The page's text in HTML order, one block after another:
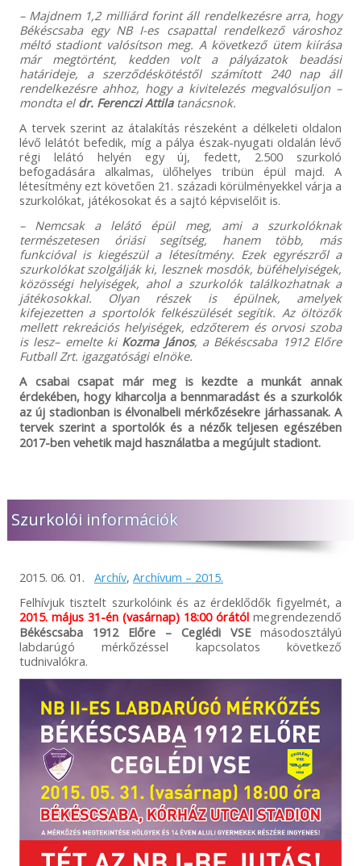
– Majdnem 1,2 milliárd forint áll rendelkezésre arra, hogy
Békéscsaba egy NB I-es csapattal rendelkező városhoz
méltó stadiont valósítson meg. A következő ütem kiírása
már megtörtént, kedden volt a pályázatok beadási
határideje, a szerződéskötéstől számított 240 nap áll
rendelkezésre ahhoz, hogy a kivitelezés megvalósuljon –
mondta el dr. Ferenczi Attilatanácsnok.
A tervek szerint az átalakítás részeként a délkeleti oldalon
lévő lelátót befedik, míg a pálya észak-nyugati oldalán lévő
régi lelátó helyén egy új, fedett, 2.500 szurkoló
befogadására alkalmas, ülőhelyes tribün épül majd. A
létesítmény ezt követően 21. századi körülményekkel várja a
szurkolókat, játékosokat és a sajtó képviselőit is.
– Nemcsak a lelátó épül meg, ami a szurkolóknak
természetesen óriási segítség, hanem több, más
funkcióval is kiegészül a létesítmény. Ezek egyrészről a
szurkolókat szolgálják ki, lesznek mosdók, büféhelyiségek,
közösségi helyiségek, ahol a szurkolók találkozhatnak a
játékosokkal. Olyan részek is épülnek, amelyek
kifejezetten a sportolók felkészülését segítik. Az öltözők
mellett rekreációs helyiségek, edzőterem és orvosi szoba
is lesz– emelte ki Kozma János, a Békéscsaba 1912 Előre
Futball Zrt. igazgatósági elnöke.
A csabai csapat már meg is kezdte a munkát annak
érdekében, hogy kiharcolja a bennmaradást és a szurkolók
az új stadionban is élvonalbeli mérkőzésekre járhassanak. A
tervek szerint a sportolók és a nézők teljesen egészében
2017-ben vehetik majd használatba a megújult stadiont.
Szurkolói információk
2015. 06. 01. Archív, Archívum – 2015.
Felhívjuk tisztelt szurkolóink és az érdeklődők figyelmét, a
2015. május 31-én (vasárnap) 18:00 órától megrendezendő
Békéscsaba 1912 Előre – Ceglédi VSEmásodosztályú
labdarúgó mérkőzéssel kapcsolatos következő
tudnivalókra.